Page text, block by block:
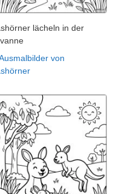
lächeln in der
von